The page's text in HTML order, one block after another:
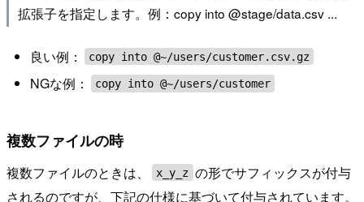
拡張子を指定します。例：copy into @stage/data.csv ...
良い例： copy into @~/users/customer.csv.gz
NGな例： copy into @~/users/customer
複数ファイルの時
複数ファイルのときは、 x_y_z の形でサフィックスが付与
されるのですが、下記の仕様に基づいて付与されています。